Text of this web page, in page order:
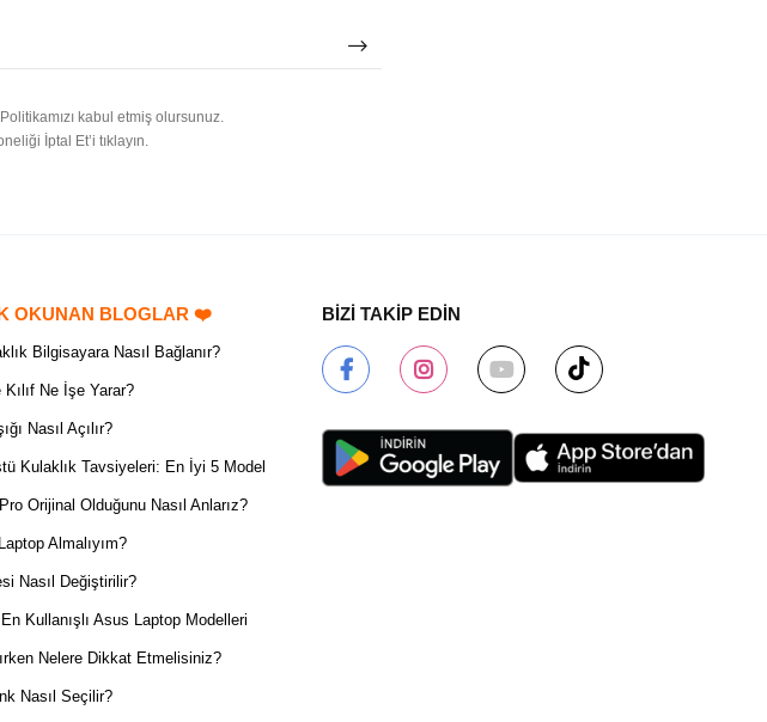
kabul etmiş olursunuz.
İptal Et’i tıklayın.
OKUNAN BLOGLAR ❤️
Bilgisayara Nasıl Bağlanır?
Kılıf Ne İşe Yarar?
Nasıl Açılır?
Kulaklık Tavsiyeleri: En İyi 5 Model
Orijinal Olduğunu Nasıl Anlarız?
Almalıyım?
Nasıl Değiştirilir?
Kullanışlı Asus Laptop Modelleri
Nelere Dikkat Etmelisiniz?
Nasıl Seçilir?
BİZİ TAKİP EDİN